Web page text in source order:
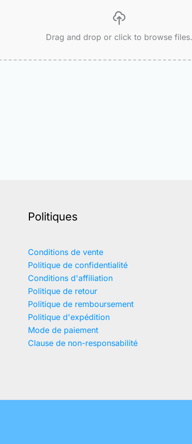
Drag and drop or click to browse files.
Politiques
Conditions de vente
Politique de confidentialité
Conditions d'affiliation
Politique de retour
Politique de remboursement
Politique d'expédition
Mode de paiement
Clause de non-responsabilité